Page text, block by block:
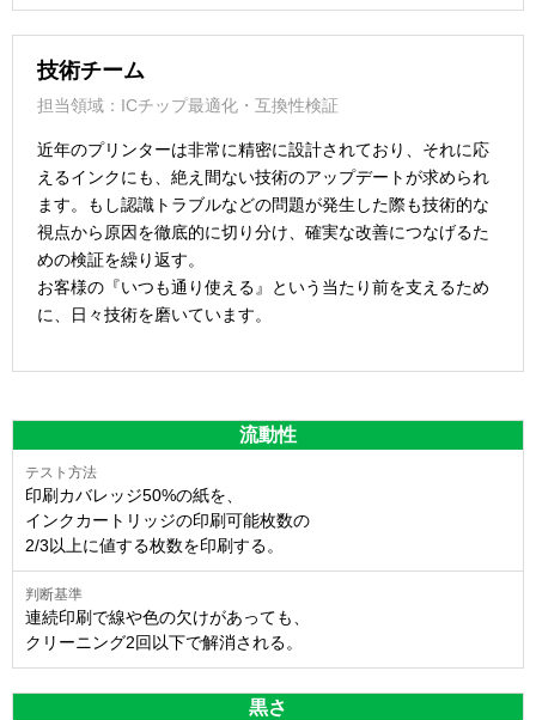
技術チーム
担当領域：ICチップ最適化・互換性検証
近年のプリンターは非常に精密に設計されており、それに応
えるインクにも、絶え間ない技術のアップデートが求められ
ます。もし認識トラブルなどの問題が発生した際も技術的な
視点から原因を徹底的に切り分け、確実な改善につなげるた
めの検証を繰り返す。
お客様の『いつも通り使える』という当たり前を支えるため
に、日々技術を磨いています。
流動性
印刷カバレッジ50%の紙を、
インクカートリッジの印刷可能枚数の
2/3以上に値する枚数を印刷する。
連続印刷で線や色の欠けがあっても、
クリーニング2回以下で解消される。
黒さ